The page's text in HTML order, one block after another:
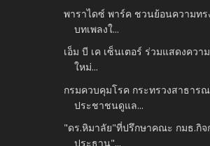
พาราไดซ์ พาร์ค ชวนย้อนความท
บทเพลงใ...
เอ็ม บี เค เซ็นเตอร์ ร่วมแสดงควา
ใหม่...
กรมควบคุมโรค กระทรวงสาธาร
ประชาชนดูแล...
"ดร.หิมาลัย"ที่ปรึกษาคณะ กมธ.กิจ
ประธาน"...